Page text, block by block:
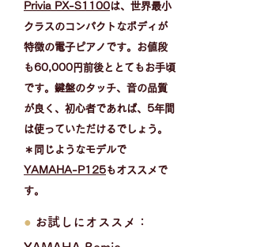
Privia PX-S1100は、世界最小
クラスのコンパクトなボディが
特徴の電子ピアノです。お値段
も60,000円前後ととてもお手頃
です。鍵盤のタッチ、音の品質
が良く、初心者であれば、5年間
は使っていただけるでしょう。
​＊同じようなモデルで
YAMAHA-P125もオススメで
す。
● お試しにオススメ：